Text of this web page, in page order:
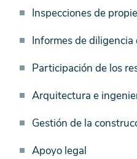
Inspecciones de
Informes de diligencia
Participación de los
Arquitectura e
Gestión de la
Apoyo legal